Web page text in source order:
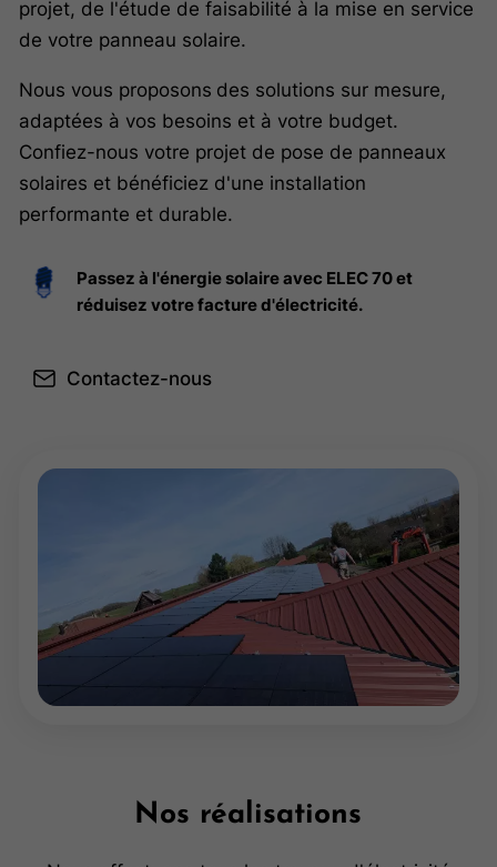
projet, de l'étude de faisabilité à la mise en service
de votre panneau solaire.
Nous vous proposons des solutions sur mesure,
adaptées à vos besoins et à votre budget.
Confiez-nous votre projet de pose de panneaux
solaires et bénéficiez d'une installation
performante et durable.
Passez à l'énergie solaire avec ELEC 70 et
réduisez votre facture d'électricité.
Contactez-nous
Nos réalisations